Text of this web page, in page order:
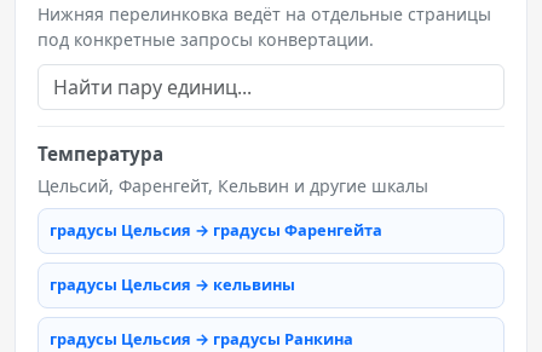
Нижняя перелинковка ведёт на отдельные страницы
под конкретные запросы конвертации.
Температура
Цельсий, Фаренгейт, Кельвин и другие шкалы
градусы Цельсия → градусы Фаренгейта
градусы Цельсия → кельвины
градусы Цельсия → градусы Ранкина